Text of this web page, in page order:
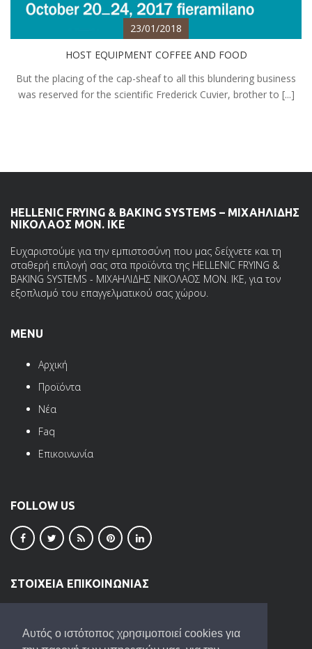
Αυτός ο ιστότοπος χρησιμοποιεί cookies για
23/01/2018
HOST EQUIPMENT COFFEE AND FOOD
But the placing of the cap-sheaf to all this blundering business
was reserved for the scientific Frederick Cuvier, brother to [...]
HELLENIC FRYING & BAKING SYSTEMS – ΜΙΧΑΗΛΙΔΗΣ
ΝΙΚΟΛΑΟΣ ΜΟΝ. ΙΚΕ
Ευχαριστούμε για την εμπιστοσύνη που μας δείχνετε και τη
σταθερή επιλογή σας στα προϊόντα της HELLENIC FRYING &
BAKING SYSTEMS - ΜΙΧΑΗΛΙΔΗΣ ΝΙΚΟΛΑΟΣ ΜΟΝ. ΙΚΕ, για τον
εξοπλισμό του επαγγελματικού σας χώρου.
MENU
Αρχική
Προϊόντα
Νέα
Faq
Επικοινωνία
FOLLOW US
ΣΤΟΙΧΕΙΑ ΕΠΙΚΟΙΝΩΝΙΑΣ
Τ.Κ. 57013